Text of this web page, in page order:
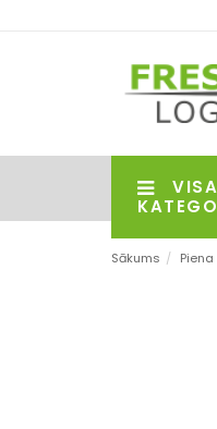
Sākums /